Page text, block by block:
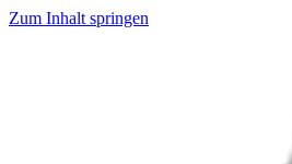
Zum Inhalt springen